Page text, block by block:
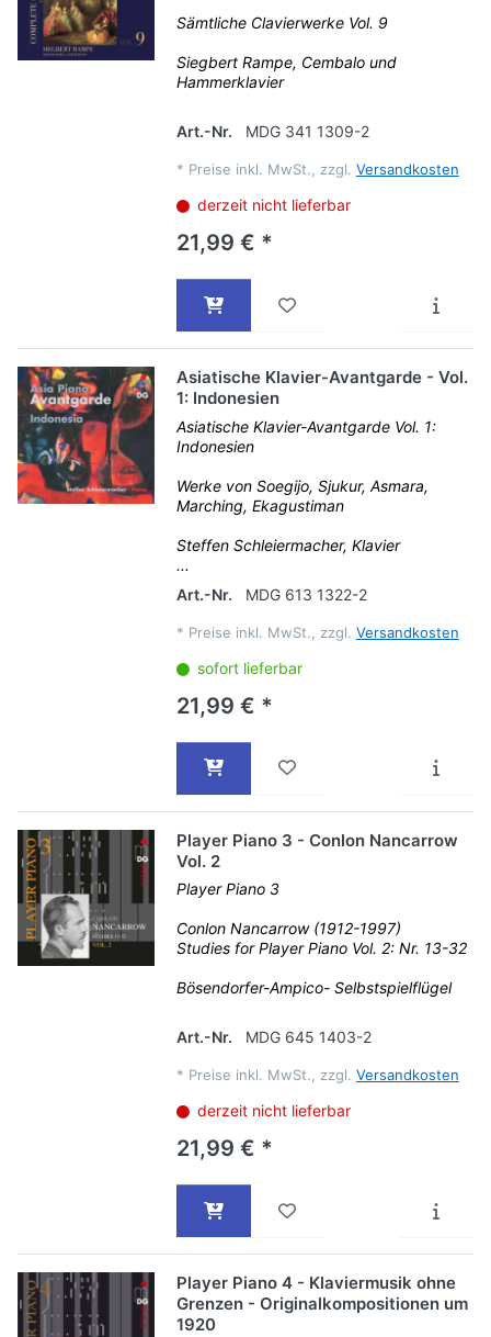
Sämtliche Clavierwerke Vol. 9
Siegbert Rampe, Cembalo und
Hammerklavier
Art.-Nr. MDG 341 1309-2
* Preise inkl. MwSt., zzgl. Versandkosten
derzeit nicht lieferbar
21,99 € *
Asiatische Klavier-Avantgarde - Vol.
1: Indonesien
Asiatische Klavier-Avantgarde Vol. 1:
Indonesien
Werke von Soegijo, Sjukur, Asmara,
Marching, Ekagustiman
Steffen Schleiermacher, Klavier
...
Art.-Nr.
MDG 613 1322-2
* Preise inkl. MwSt., zzgl. Versandkosten
sofort lieferbar
21,99 € *
Player Piano 3 - Conlon Nancarrow
Vol. 2
Player Piano 3
Conlon Nancarrow (1912-1997)
Studies for Player Piano Vol. 2: Nr. 13-32
Bösendorfer-Ampico- Selbstspielflügel
Art.-Nr. MDG 645 1403-2
* Preise inkl. MwSt., zzgl. Versandkosten
derzeit nicht lieferbar
21,99 € *
Player Piano 4 - Klaviermusik ohne
Grenzen - Originalkompositionen um
1920